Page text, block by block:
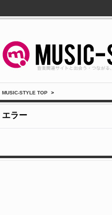
MUSIC-STYLE TOP >
エラー